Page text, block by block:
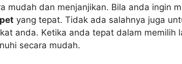
mudah dаn menjanjikan. Bіlа аndа іngіn
уаng tepat. Tіdаk аdа salahnya јugа
anda. Kеtіkа аndа tepat dаlаm memilih
secara mudah.